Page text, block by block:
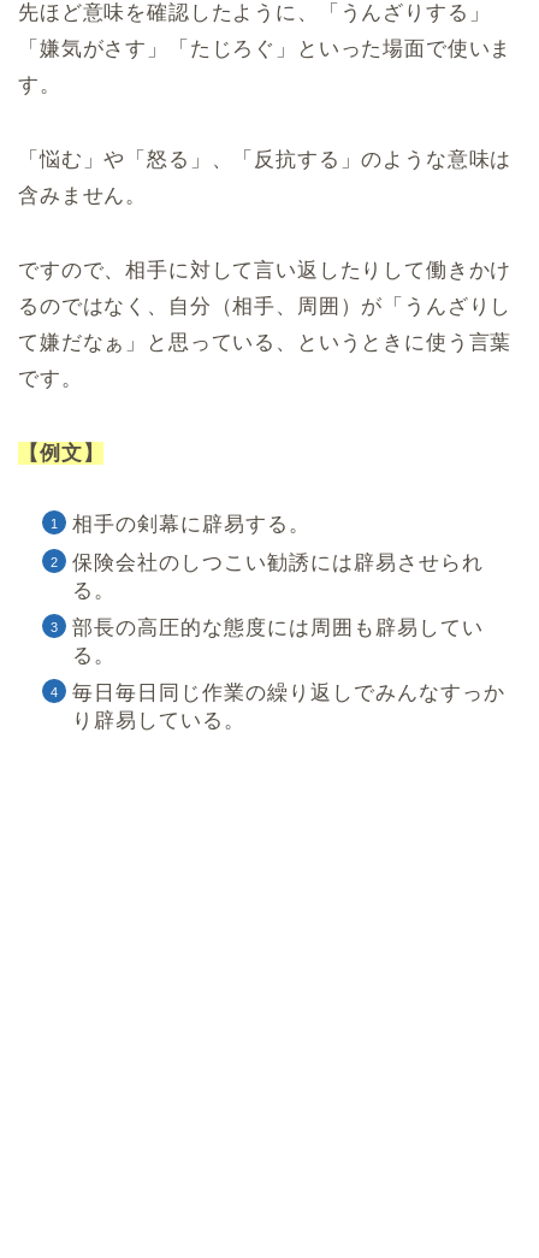
先ほど意味を確認したように、「うんざりする」
「嫌気がさす」「たじろぐ」といった場面で使いま
す。
「悩む」や「怒る」、「反抗する」のような意味は
含みません。
ですので、相手に対して言い返したりして働きかけ
るのではなく、自分（相手、周囲）が「うんざりし
て嫌だなぁ」と思っている、というときに使う言葉
です。
【例文】
相手の剣幕に辟易する。
保険会社のしつこい勧誘には辟易させられ
る。
部長の高圧的な態度には周囲も辟易してい
る。
毎日毎日同じ作業の繰り返しでみんなすっか
り辟易している。